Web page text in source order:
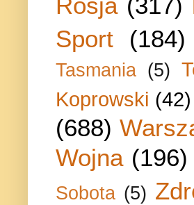
Sport (184)
Tasmania (5)
Koprowski (42)
(688)
Wojna (196)
Sobota (5)